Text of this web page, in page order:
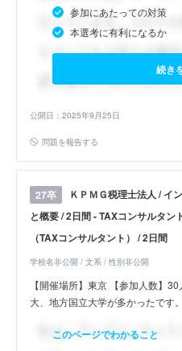
参加にあたっての対策
本選考に有利になるか
続き
公開日：2025年9月25日
問題を報告する
27卒
ＫＰＭＧ税理士法人 / イ
と概要 / 2日間 - TAXコンサルタン
（TAXコンサルタント） / 2日間
学校名非公開 / 文系 / 性別非公開
【開催場所】東京 【参加人数】
大、地方国立大学が多かったです
このページでわかること